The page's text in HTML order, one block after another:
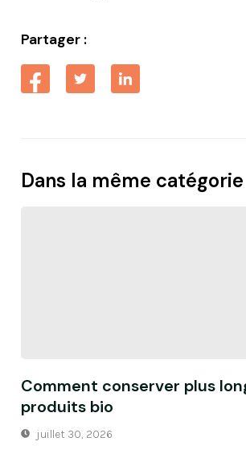
Partager :
Dans la même catégorie
Comment conserver plus
produits bio
juillet 30, 2026